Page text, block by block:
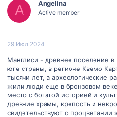
A Angelina
Active member
29 Июл 2024
Манглиси - древнее поселение в
юге страны, в регионе Квемо
тысячи лет, а археологические
жили люди еще в бронзовом
место с богатой историей и
древние храмы, крепость и
свидетельствуют о процветании